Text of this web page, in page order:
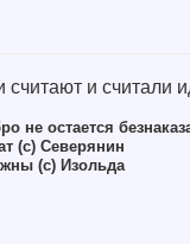
считают и считали
не остается
(с) Северянин
(с) Изольда